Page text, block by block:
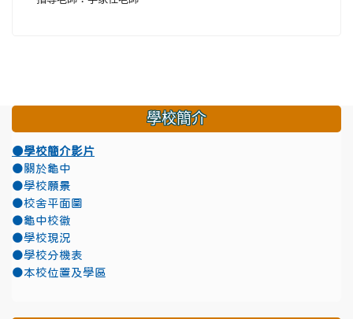
學校簡介
●學校簡介影片
●關於龜中
●學校願景
●校舍平面圖
●龜中校徽
●學校現況
●學校分機表
●本校位置及學區